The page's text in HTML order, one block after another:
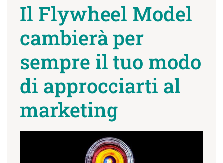
Il Flywheel Model
cambierà per
sempre il tuo modo
di approcciarti al
marketing